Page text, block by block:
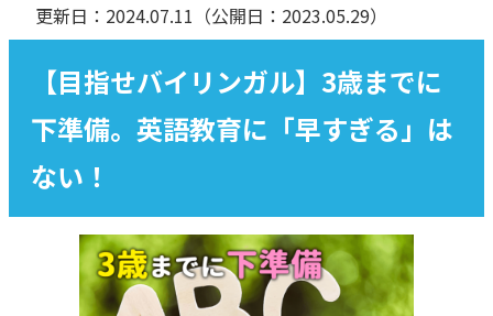
更新日：2024.07.11 （公開日：2023.05.29）
【目指せバイリンガル】3歳までに
下準備。英語教育に「早すぎる」は
ない！